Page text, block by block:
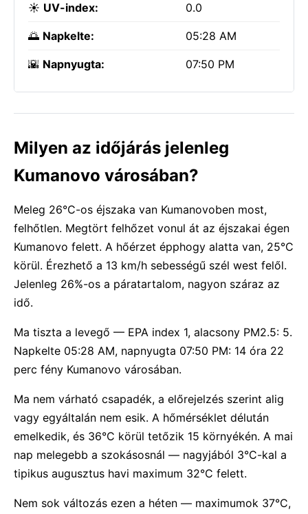
☀️ UV-index: 0.0
🌅 Napkelte: 05:28 AM
🌇 Napnyugta: 07:50 PM
Milyen az időjárás jelenleg
Kumanovo városában?
Meleg 26°C-os éjszaka van Kumanovoben most,
felhőtlen. Megtört felhőzet vonul át az éjszakai égen
Kumanovo felett. A hőérzet épphogy alatta van, 25°C
körül. Érezhető a 13 km/h sebességű szél west felől.
Jelenleg 26%-os a páratartalom, nagyon száraz az
idő.
Ma tiszta a levegő — EPA index 1, alacsony PM2.5: 5.
Napkelte 05:28 AM, napnyugta 07:50 PM: 14 óra 22
perc fény Kumanovo városában.
Ma nem várható csapadék, a előrejelzés szerint alig
vagy egyáltalán nem esik. A hőmérséklet délután
emelkedik, és 36°C körül tetőzik 15 környékén. A mai
nap melegebb a szokásosnál — nagyjából 3°C-kal a
tipikus augusztus havi maximum 32°C felett.
Nem sok változás ezen a héten — maximumok 37°C,